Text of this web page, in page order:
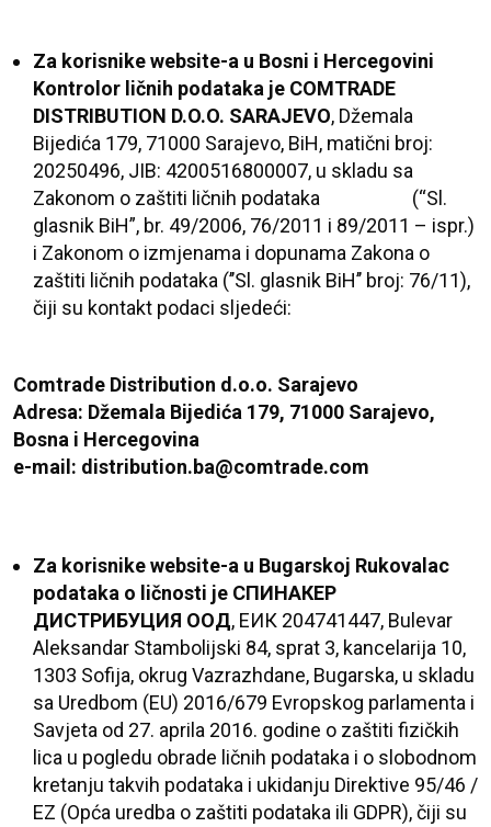
Za korisnike website-a u Bosni i Hercegovini
Kontrolor ličnih podataka je COMTRADE
DISTRIBUTION D.O.O. SARAJEVO, Džemala
Bijedića 179, 71000 Sarajevo, BiH, matični broj:
20250496, JIB: 4200516800007, u skladu sa
Zakonom o zaštiti ličnih podataka (“Sl.
glasnik BiH”, br. 49/2006, 76/2011 i 89/2011 – ispr.)
i Zakonom o izmjenama i dopunama Zakona o
zaštiti ličnih podataka (’’Sl. glasnik BiH’’ broj: 76/11),
čiji su kontakt podaci sljedeći:
Comtrade Distribution d.o.o. Sarajevo
Adresa: Džemala Bijedića 179, 71000 Sarajevo,
Bosna i Hercegovina
e-mail: distribution.ba@comtrade.com
Za korisnike website-a u Bugarskoj Rukovalac
podataka o ličnosti je СПИНАКЕР
ДИСТРИБУЦИЯ ООД, ЕИК 204741447, Bulevar
Aleksandar Stambolijski 84, sprat 3, kancelarija 10,
1303 Sofija, okrug Vazrazhdane, Bugarska, u skladu
sa Uredbom (EU) 2016/679 Evropskog parlamenta i
Savjeta od 27. aprila 2016. godine o zaštiti fizičkih
lica u pogledu obrade ličnih podataka i o slobodnom
kretanju takvih podataka i ukidanju Direktive 95/46 /
EZ (Opća uredba o zaštiti podataka ili GDPR),čiji su